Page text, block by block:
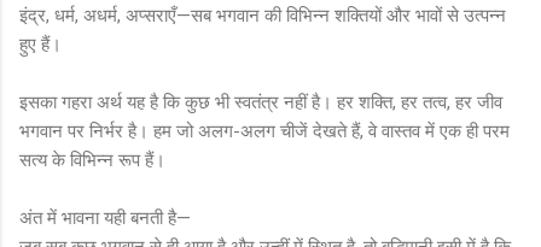
इंद्र, धर्म, अधर्म, अप्सराएँ—सब भगवान की विभिन्न शक्तियों और भावों से उत्पन्न
हुए हैं।
इसका गहरा अर्थ यह है कि कुछ भी स्वतंत्र नहीं है। हर शक्ति, हर तत्व, हर जीव
भगवान पर निर्भर है। हम जो अलग-अलग चीजें देखते हैं, वे वास्तव में एक ही परम
सत्य के विभिन्न रूप हैं।
अंत में भावना यही बनती है—